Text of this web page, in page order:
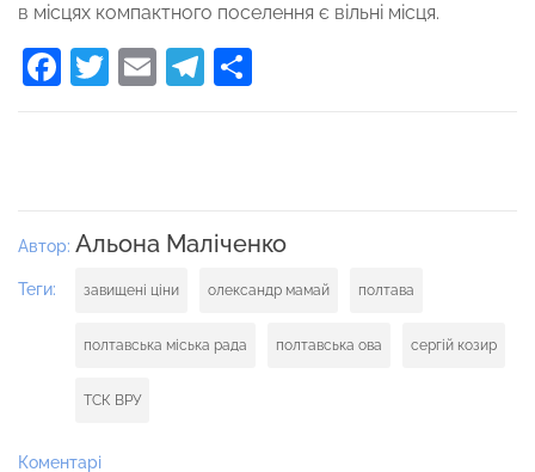
в місцях компактного поселення є вільні місця.
Facebook
Twitter
EmailTelegram
Автор: Альона Маліченко
Теги: завищені ціни олександр мамай полтава
полтавська міська рада полтавська ова сергій козир
ТСК ВРУ
Коментарі